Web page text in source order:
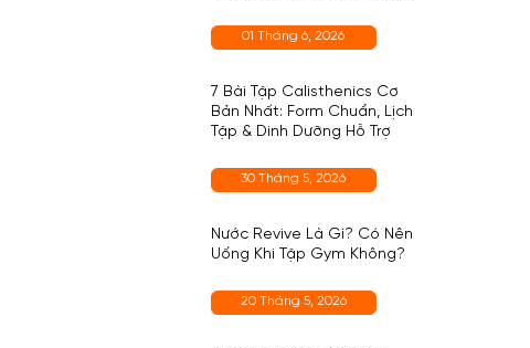
01 Tháng 6, 2026
7 Bài Tập Calisthenics Cơ
Bản Nhất: Form Chuẩn, Lịch
Tập & Dinh Dưỡng Hỗ Trợ
30 Tháng 5, 2026
Nước Revive Là Gì? Có Nên
Uống Khi Tập Gym Không?
20 Tháng 5, 2026